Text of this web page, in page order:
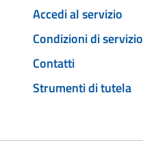
Accedi al servizio
Condizioni di servizio
Contatti
Strumenti di tutela